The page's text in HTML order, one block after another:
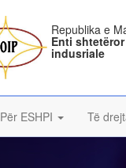
Republika e
Enti
indusriale
Për ESHPI Të